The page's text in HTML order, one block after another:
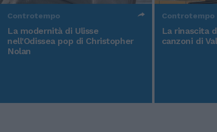
Controtempo
La modernità di Ulisse
nell'Odissea pop di Christopher
Nolan
Controtempo
La rinascita
canzoni di